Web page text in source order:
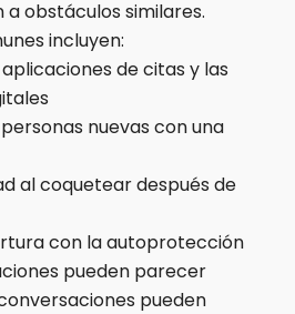
obstáculos similares.
incluyen:
de citas y las
nuevas con una
al coquetear después de
con la autoprotección
pueden parecer
pueden